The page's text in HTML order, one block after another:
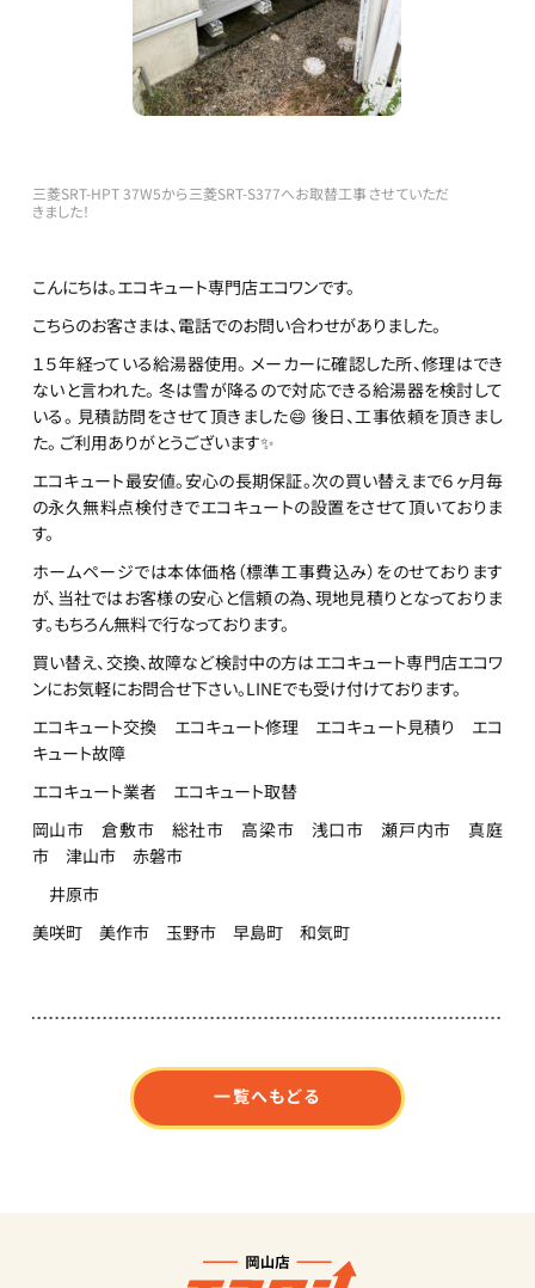
三菱SRT-HPT 37W5から三菱SRT-S377へお取替工事させていただ
きました！
こんにちは。エコキュート専門店エコワンです。
こちらのお客さまは、電話でのお問い合わせがありました。
１５年経っている給湯器使用。 メーカーに確認した所、修理はでき
ないと言われた。 冬は雪が降るので対応できる給湯器を検討して
いる。 見積訪問をさせて頂きました😄 後日、工事依頼を頂きまし
た。 ご利用ありがとうございます✨
エコキュート最安値。安心の長期保証。次の買い替えまで６ヶ月毎
の永久無料点検付きでエコキュートの設置をさせて頂いておりま
す。
ホームページでは本体価格（標準工事費込み）をのせております
が、当社ではお客様の安心と信頼の為、現地見積りとなっておりま
す。もちろん無料で行なっております。
買い替え、交換、故障など検討中の方はエコキュート専門店エコワ
ンにお気軽にお問合せ下さい。LINEでも受け付けております。
エコキュート交換 エコキュート修理 エコキュート見積り エコ
キュート故障
エコキュート業者 エコキュート取替
岡山市 倉敷市 総社市 高梁市 浅口市 瀬戸内市 真庭
市 津山市 赤磐市
井原市
美咲町 美作市 玉野市 早島町 和気町
一覧へもどる